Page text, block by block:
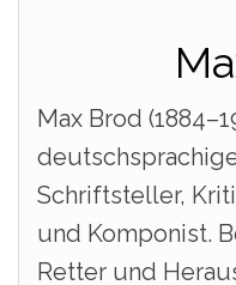
Max Brod
Schriftsteller,
und Komponist.
Retter und